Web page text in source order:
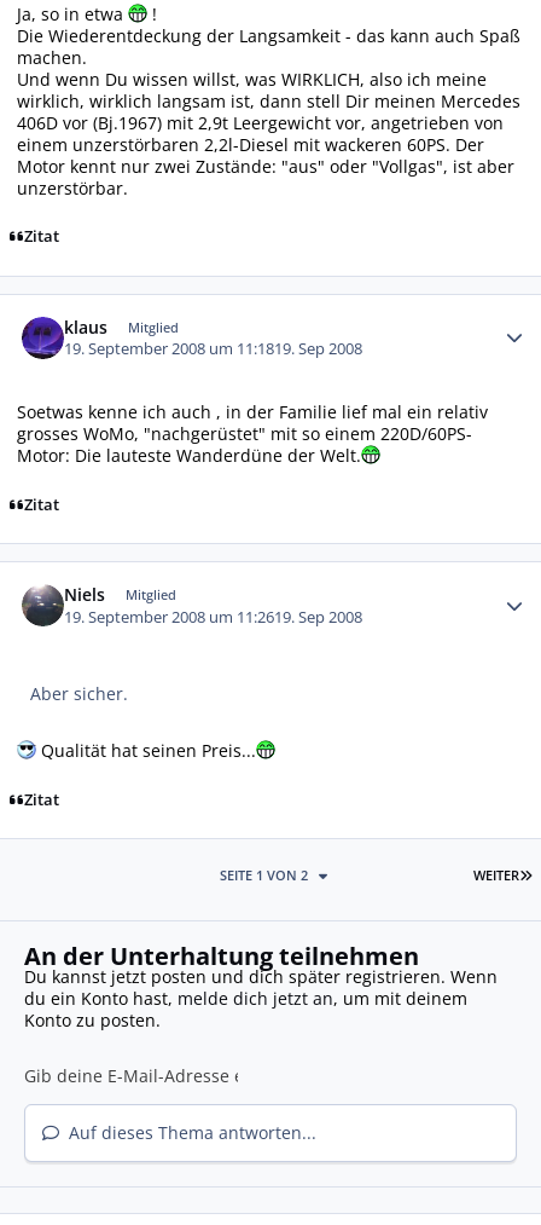
Ja, so in etwa
!
Die Wiederentdeckung der Langsamkeit - das kann auch Spaß
machen.
Und wenn Du wissen willst, was WIRKLICH, also ich meine
wirklich, wirklich langsam ist, dann stell Dir meinen Mercedes
406D vor (Bj.1967) mit 2,9t Leergewicht vor, angetrieben von
einem unzerstörbaren 2,2l-Diesel mit wackeren 60PS. Der
Motor kennt nur zwei Zustände: "aus" oder "Vollgas", ist aber
unzerstörbar.
Zitat
klaus Mitglied
19. September 2008 um 11:1819. Sep 2008
Soetwas kenne ich auch , in der Familie lief mal ein relativ
grosses WoMo, "nachgerüstet" mit so einem 220D/60PS-
Motor: Die lauteste Wanderdüne der Welt.
Zitat
Niels Mitglied
19. September 2008 um 11:2619. Sep 2008
Aber sicher.
Qualität hat seinen Preis...
Zitat
WEITER
SEITE 1 VON 2
An der Unterhaltung teilnehmen
Du kannst jetzt posten und dich später registrieren. Wenn
du ein Konto hast, melde dich jetzt an, um mit deinem
Konto zu posten.
Auf dieses Thema antworten...